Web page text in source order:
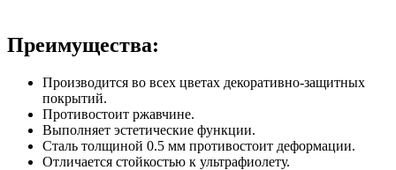
Преимущества:
Производится во всех цветах декоративно-защитных
покрытий.
Противостоит ржавчине.
Выполняет эстетические функции.
Сталь толщиной 0.5 мм противостоит деформации.
Отличается стойкостью к ультрафиолету.